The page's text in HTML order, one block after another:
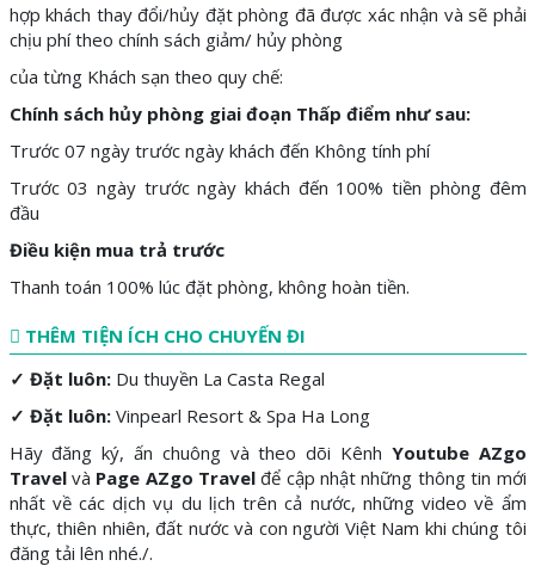
hợp khách thay đổi/hủy đặt phòng đã được xác nhận và sẽ phải
chịu phí theo chính sách giảm/ hủy phòng
của từng Khách sạn theo quy chế:
Chính sách hủy phòng giai đoạn Thấp điểm như sau:
Trước 07 ngày trước ngày khách đến Không tính phí
Trước 03 ngày trước ngày khách đến 100% tiền phòng đêm
đầu
Điều kiện mua trả trước
Thanh toán 100% lúc đặt phòng, không hoàn tiền.
THÊM TIỆN ÍCH CHO CHUYẾN ĐI
✓ Đặt luôn:Du thuyền La Casta Regal
✓ Đặt luôn:Vinpearl Resort & Spa Ha Long
Hãy đăng ký, ấn chuông và theo dõi Kênh Youtube AZgo
Travelvà Page AZgo Travelđể cập nhật những thông tin mới
nhất về các dịch vụ du lịch trên cả nước, những video về ẩm
thực, thiên nhiên, đất nước và con người Việt Nam khi chúng tôi
đăng tải lên nhé./.